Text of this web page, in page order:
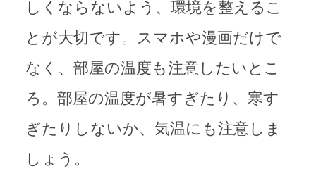
しくならないよう、環境を整えるこ
とが大切です。スマホや漫画だけで
なく、部屋の温度も注意したいとこ
ろ。部屋の温度が暑すぎたり、寒す
ぎたりしないか、気温にも注意しま
しょう。